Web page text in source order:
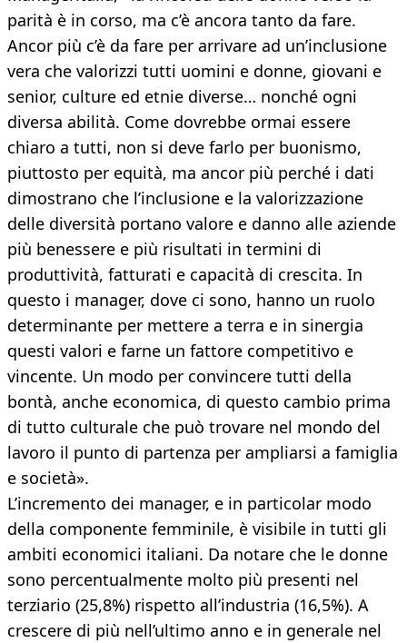
parità è in corso, ma c’è ancora tanto da fare.
Ancor più c’è da fare per arrivare ad un’inclusione
vera che valorizzi tutti uomini e donne, giovani e
senior, culture ed etnie diverse… nonché ogni
diversa abilità. Come dovrebbe ormai essere
chiaro a tutti, non si deve farlo per buonismo,
piuttosto per equità, ma ancor più perché i dati
dimostrano che l’inclusione e la valorizzazione
delle diversità portano valore e danno alle aziende
più benessere e più risultati in termini di
produttività, fatturati e capacità di crescita. In
questo i manager, dove ci sono, hanno un ruolo
determinante per mettere a terra e in sinergia
questi valori e farne un fattore competitivo e
vincente. Un modo per convincere tutti della
bontà, anche economica, di questo cambio prima
di tutto culturale che può trovare nel mondo del
lavoro il punto di partenza per ampliarsi a famiglia
e società».
L’incremento dei manager, e in particolar modo
della componente femminile, è visibile in tutti gli
ambiti economici italiani. Da notare che le donne
sono percentualmente molto più presenti nel
terziario (25,8%) rispetto all’industria (16,5%). A
crescere di più nell’ultimo anno e in generale nel